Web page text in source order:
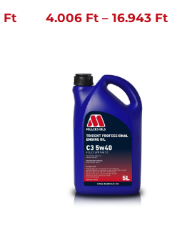
FtÁrtartomány:
4.006 Ft – 16.943 Ft